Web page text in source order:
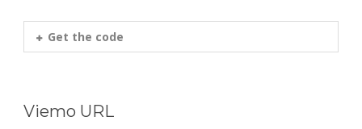
Get the code
Viemo URL